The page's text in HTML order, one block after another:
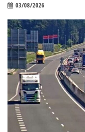
03/08/2026